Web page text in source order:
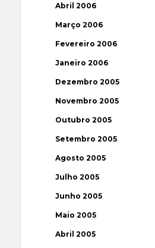
Abril 2006
Março 2006
Fevereiro 2006
Janeiro 2006
Dezembro 2005
Novembro 2005
Outubro 2005
Setembro 2005
Agosto 2005
Julho 2005
Junho 2005
Maio 2005
Abril 2005